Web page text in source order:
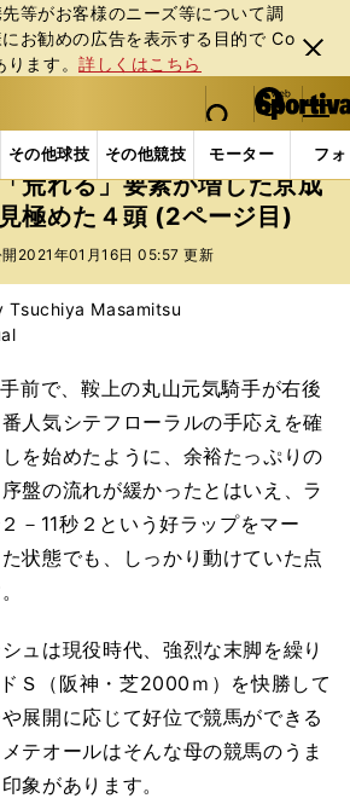
等がお客様のニーズ等について調
お勧めの広告を表⽰する⽬的で Co
ります。詳しくはこちら
閉じ
る
web Sportiva (webスポルティーバ)
検索
マイペ
ー
ジ
メニュ
その他球技 その他競技 モーター フ
競馬 すべて１勝馬。「荒れる」要
荒れる」要素が増した京成
極めた４頭 (2ページ目)
2021年01月16日 05:57 更新
Masamitsu
前で、鞍上の丸山元気騎手が右後
人気シテフローラルの手応えを確
を始めたように、余裕たっぷりの
盤の流れが緩かったとはいえ、ラ
－11秒２という好ラップをマー
状態でも、しっかり動けていた点
ュは現役時代、強烈な末脚を繰り
Ｓ（阪神・芝2000ｍ）を快勝して
展開に応じて好位で競馬ができる
テオールはそんな母の競馬のうま
象があります。